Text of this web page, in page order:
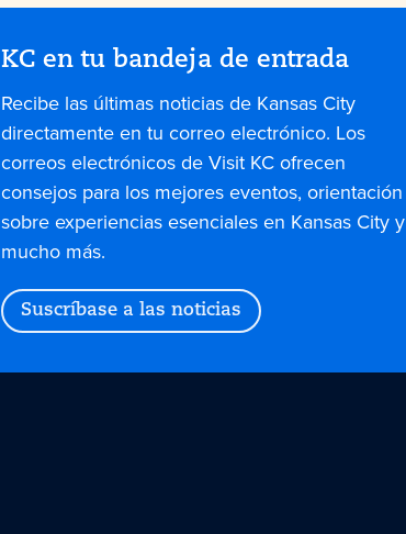
KC en tu bandeja de entrada
Recibe las últimas noticias de Kansas City
directamente en tu correo electrónico. Los
correos electrónicos de Visit KC ofrecen
consejos para los mejores eventos, orientación
sobre experiencias esenciales en Kansas City y
mucho más.
Suscríbase a las noticias